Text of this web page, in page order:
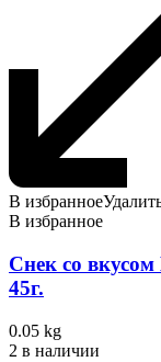
В избранное
В избранное
Снек со
45г.
0.05 kg
2 в наличии